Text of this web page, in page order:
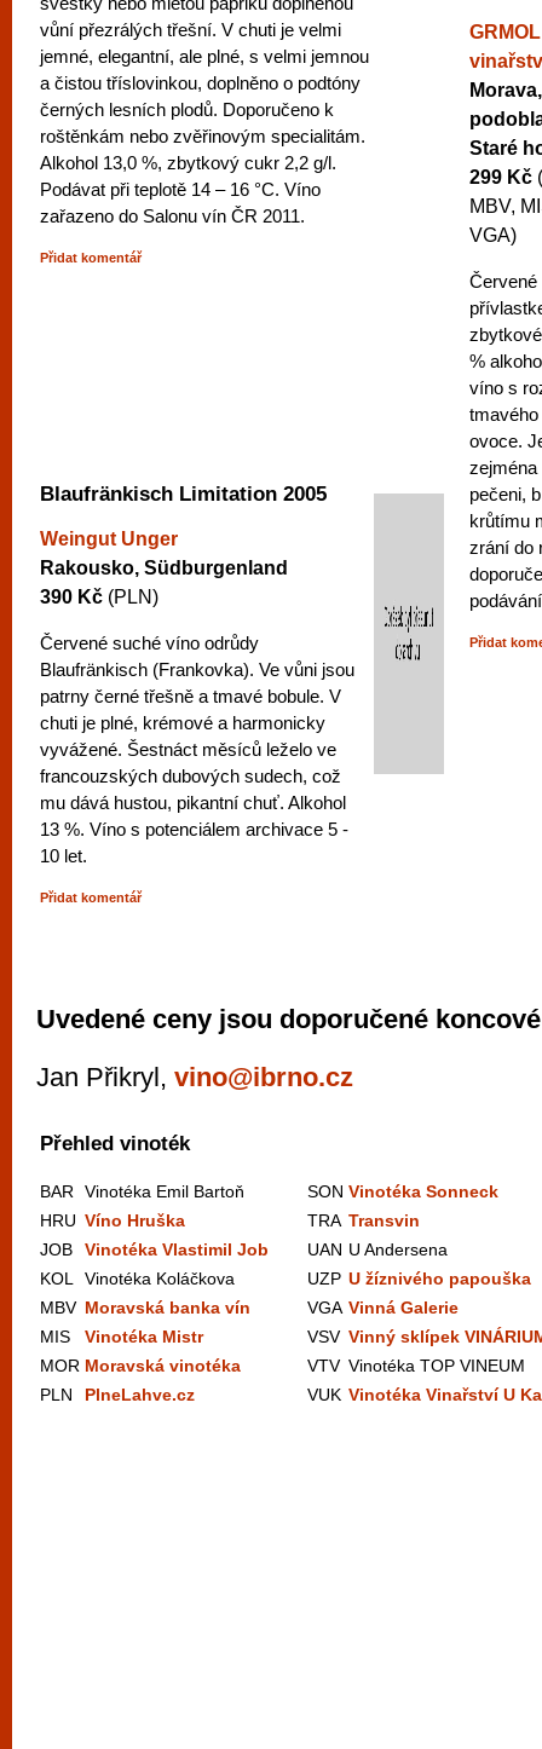
vůní přezrálých třešní. V chuti je velmi
jemné, elegantní, ale plné, s velmi jemnou
a čistou tříslovinkou, doplněno o podtóny
černých lesních plodů. Doporučeno k
roštěnkám nebo zvěřinovým specialitám.
Alkohol 13,0 %, zbytkový cukr 2,2 g/l.
Podávat při teplotě 14 – 16 °C. Víno
zařazeno do Salonu vín ČR 2011.
Přidat komentář
Staré
299 Kč
MBV,
VGA)
%
víno s
ovoce.
zejména
pečeni,
krůtímu
zrání do
Přidat
Blaufränkisch Limitation 2005
Weingut Unger
Rakousko, Südburgenland
390 Kč (PLN)
Červené suché víno odrůdy
Blaufränkisch (Frankovka). Ve vůni jsou
patrny černé třešně a tmavé bobule. V
chuti je plné, krémové a harmonicky
vyvážené. Šestnáct měsíců leželo ve
francouzských dubových sudech, což
mu dává hustou, pikantní chuť. Alkohol
13 %. Víno s potenciálem archivace 5 -
10 let.
Přidat komentář
Uvedené ceny jsou doporučené
Jan Přikryl, vino@ibrno.cz
Přehled vinoték
BAR Vinotéka Emil Bartoň SON Vinotéka Sonneck
HRU Víno Hruška TRA Transvin
JOB
Vinotéka Vlastimil Job UAN U Andersena
KOL
Vinotéka Koláčkova UZP U žíznivého papouška
MBV Moravská banka vín VGA Vinná Galerie
MIS
Vinotéka Mistr VSV Vinný sklípek
MOR Moravská vinotéka VTV Vinotéka TOP VINEUM
PLN
PlneLahve.cz VUK Vinotéka Vinařství U